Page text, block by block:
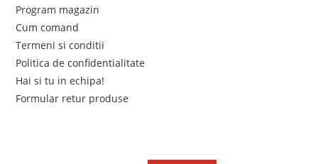
Program magazin
Cum comand
Termeni si conditii
Politica de confidentialitate
Hai si tu in echipa!
Formular retur produse